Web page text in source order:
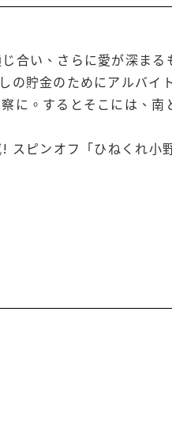
合い、さらに愛が深まる
貯金のためにアルバイ
に。するとそこには、
ピンオフ「ひねくれ小